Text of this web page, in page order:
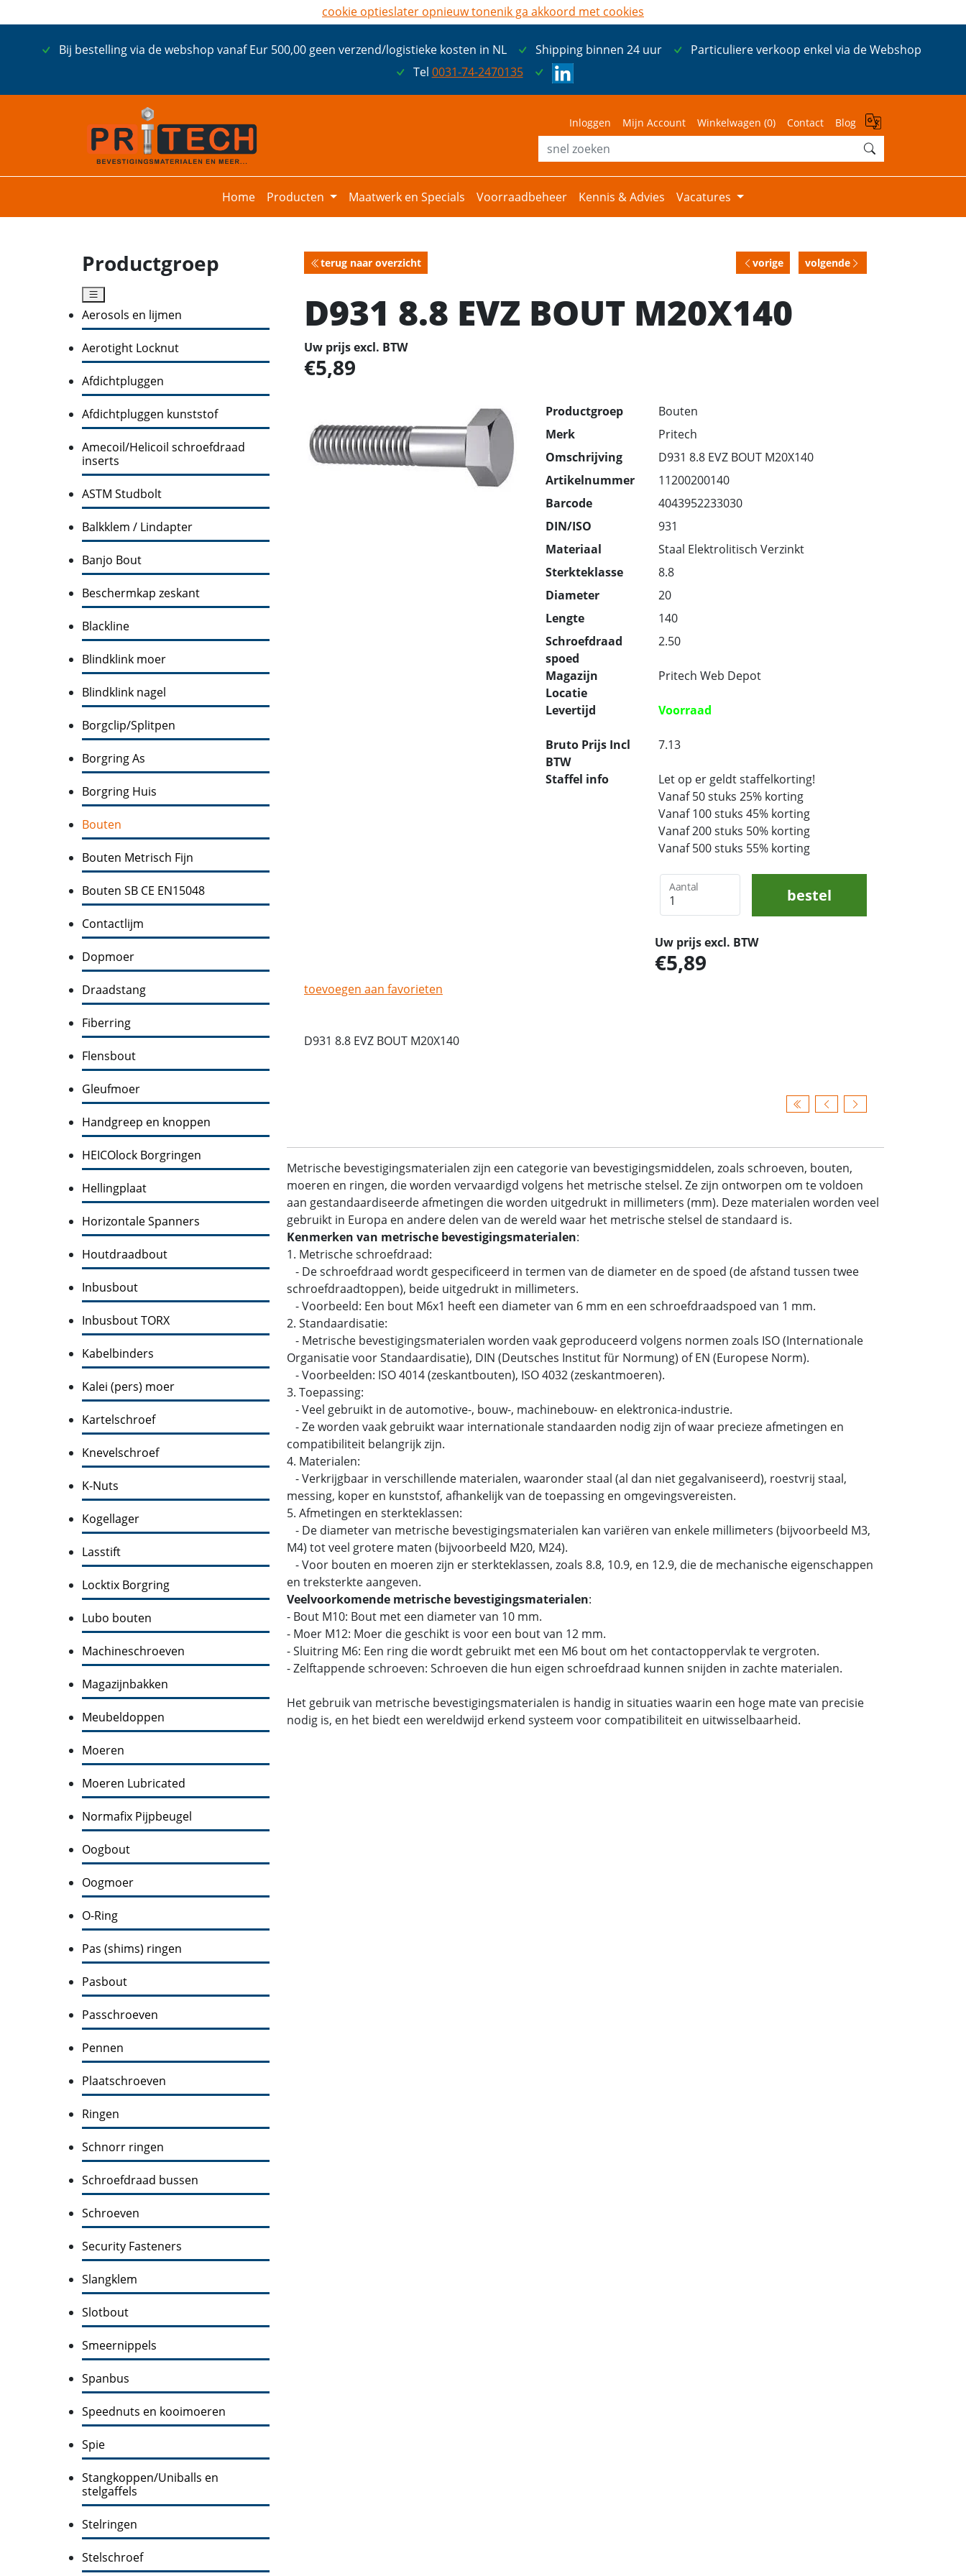
Bij bestelling via de webshop vanaf Eur 500,00 geen verzend/logistieke kosten in NL Shipping binnen 24 uur
Particuliere verkoop enkel via de Webshop
Tel 0031-74-2470135
Inloggen Mijn Account Winkelwagen (0) Contact Blog
Home Producten Maatwerk en Specials Voorraadbeheer Kennis & Advies Vacatures
Productgroep
Aerosols en lijmen
Aerotight Locknut
Afdichtpluggen
Afdichtpluggen kunststof
Amecoil/Helicoil schroefdraad
inserts
ASTM Studbolt
Balkklem / Lindapter
Banjo Bout
Beschermkap zeskant
Blackline
Blindklink moer
Blindklink nagel
Borgclip/Splitpen
Borgring As
Borgring Huis
Bouten
Bouten Metrisch Fijn
Bouten SB CE EN15048
Contactlijm
Dopmoer
Draadstang
Fiberring
Flensbout
Gleufmoer
Handgreep en knoppen
HEICOlock Borgringen
Hellingplaat
Horizontale Spanners
Houtdraadbout
Inbusbout
Inbusbout TORX
Kabelbinders
Kalei (pers) moer
Kartelschroef
Knevelschroef
K-Nuts
Kogellager
Lasstift
Locktix Borgring
Lubo bouten
Machineschroeven
Magazijnbakken
Meubeldoppen
Moeren
Moeren Lubricated
Normafix Pijpbeugel
Oogbout
Oogmoer
O-Ring
Pas (shims) ringen
Pasbout
Passchroeven
Pennen
Plaatschroeven
Ringen
Schnorr ringen
Schroefdraad bussen
Schroeven
Security Fasteners
Slangklem
Slotbout
Smeernippels
Spanbus
Speednuts en kooimoeren
Spie
Stangkoppen/Uniballs en
stelgaffels
Stelringen
Stelschroef
terug naar overzicht vorige volgende
D931 8.8 EVZ BOUT M20X140
Uw prijs excl. BTW
5,89
Productgroep
Bouten
Merk
Pritech
Omschrijving
D931 8.8 EVZ BOUT M20X140
Artikelnummer
11200200140
Barcode
4043952233030
DIN/ISO
931
Materiaal
Staal Elektrolitisch Verzinkt
Sterkteklasse
8.8
Diameter
20
Lengte
140
Schroefdraad
spoed
2.50
Magazijn
Locatie
Pritech Web Depot
Levertijd Voorraad
Bruto Prijs Incl
BTW
7.13
Staffel info
Let op er geldt staffelkorting!
Vanaf 50 stuks 25% korting
Vanaf 100 stuks 45% korting
Vanaf 200 stuks 50% korting
Vanaf 500 stuks 55% korting
Aantal bestel
Uw prijs excl. BTW
5,89
toevoegen aan favorieten
D931 8.8 EVZ BOUT M20X140
Metrische bevestigingsmaterialen zijn een categorie van bevestigingsmiddelen, zoals schroeven, bouten,
moeren en ringen, die worden vervaardigd volgens het metrische stelsel. Ze zijn ontworpen om te voldoen
aan gestandaardiseerde afmetingen die worden uitgedrukt in millimeters (mm). Deze materialen worden veel
gebruikt in Europa en andere delen van de wereld waar het metrische stelsel de standaard is.
Kenmerken van metrische bevestigingsmaterialen:
1. Metrische schroefdraad:
- De schroefdraad wordt gespecificeerd in termen van de diameter en de spoed (de afstand tussen twee
schroefdraadtoppen), beide uitgedrukt in millimeters.
- Voorbeeld: Een bout M6x1 heeft een diameter van 6 mm en een schroefdraadspoed van 1 mm.
2. Standaardisatie:
- Metrische bevestigingsmaterialen worden vaak geproduceerd volgens normen zoals ISO (Internationale
Organisatie voor Standaardisatie), DIN (Deutsches Institut für Normung) of EN (Europese Norm).
- Voorbeelden: ISO 4014 (zeskantbouten), ISO 4032 (zeskantmoeren).
3. Toepassing:
- Veel gebruikt in de automotive-, bouw-, machinebouw- en elektronica-industrie.
- Ze worden vaak gebruikt waar internationale standaarden nodig zijn of waar precieze afmetingen en
compatibiliteit belangrijk zijn.
4. Materialen:
- Verkrijgbaar in verschillende materialen, waaronder staal (al dan niet gegalvaniseerd), roestvrij staal,
messing, koper en kunststof, afhankelijk van de toepassing en omgevingsvereisten.
5. Afmetingen en sterkteklassen:
- De diameter van metrische bevestigingsmaterialen kan variëren van enkele millimeters (bijvoorbeeld M3,
M4) tot veel grotere maten (bijvoorbeeld M20, M24).
- Voor bouten en moeren zijn er sterkteklassen, zoals 8.8, 10.9, en 12.9, die de mechanische eigenschappen
en treksterkte aangeven.
Veelvoorkomende metrische bevestigingsmaterialen:
- Bout M10: Bout met een diameter van 10 mm.
- Moer M12: Moer die geschikt is voor een bout van 12 mm.
- Sluitring M6: Een ring die wordt gebruikt met een M6 bout om het contactoppervlak te vergroten.
- Zelftappende schroeven: Schroeven die hun eigen schroefdraad kunnen snijden in zachte materialen.
Het gebruik van metrische bevestigingsmaterialen is handig in situaties waarin een hoge mate van precisie
nodig is, en het biedt een wereldwijd erkend systeem voor compatibiliteit en uitwisselbaarheid.
cookie optieslater opnieuw tonenik ga akkoord met cookies